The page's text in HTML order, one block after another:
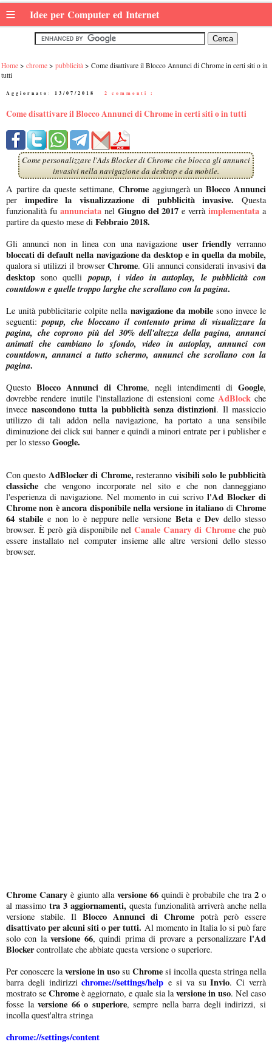
≡ Idee per Computer ed Internet
Home chrome pubblicità
Come disattivare il Blocco Annunci di Chrome in certi siti o in
tutti
Aggiornato: 13/07/2018 2 commenti :
Come disattivare il Blocco Annunci di Chrome in certi siti o in tutti
Come personalizzare l'Ads Blocker di Chrome che blocca gli annunci
invasivi nella navigazione da desktop e da mobile.
A partire da queste settimane, Chrome aggiungerà un Blocco Annunci
per impedire la visualizzazione di pubblicità invasive. Questa
funzionalità fu annunciatanel Giugno del 2017 e verrà implementata a
partire da questo mese di Febbraio 2018.
Gli annunci non in linea con una navigazione user friendly verranno
bloccati di default nella navigazione da desktop e in quella da mobile,
qualora si utilizzi il browser Chrome. Gli annunci considerati invasivi da
desktop sono quelli popup, i video in autoplay, le pubblicità con
countdown e quelle troppo larghe che scrollano con la pagina.
Le unità pubblicitarie colpite nellanavigazione da mobilesono invece le
seguenti: popup, che bloccano il contenuto prima di visualizzare la
pagina, che coprono più del 30% dell'altezza della pagina, annunci
animati che cambiano lo sfondo, video in autoplay, annunci con
countdown, annunci a tutto schermo, annunci che scrollano con la
pagina.
Questo Blocco Annunci di Chrome, negli intendimenti di Google,
dovrebbe rendere inutile l'installazione di estensioni come AdBlockche
invece nascondono tutta la pubblicità senza distinzioni. Il massiccio
utilizzo di tali addon nella navigazione, ha portato a una sensibile
diminuzione dei click sui banner e quindi a minori entrate per i publisher e
per lo stesso Google.
Con questo AdBlocker di Chrome,resteranno visibili solo le pubblicità
classiche che vengono incorporate nel sito e che non danneggiano
l'esperienza di navigazione. Nel momento in cui scrivol'Ad Blocker di
Chrome non è ancora disponibile nella versione in italiano diChrome
64 stabilee non lo è neppure nelle versione Beta eDevdello stesso
browser. È però già disponibile nelCanale Canary di Chromeche può
essere installato nel computer insieme alle altre versioni dello stesso
browser.
Chrome Canaryè giunto alla versione 66quindi è probabile che tra2 o
al massimo tra 3 aggiornamenti, questa funzionalità arriverà anche nella
versione stabile. Il Blocco Annunci di Chrome potrà però essere
disattivato per alcuni siti o per tutti. Al momento in Italia lo si può fare
solo con laversione 66, quindi prima di provare a personalizzarel'Ad
Blockercontrollate che abbiate questa versione o superiore.
Per conoscere laversione in uso su Chrome si incolla questa stringa nella
barra degli indirizzichrome://settings/help e si va suInvio. Ci verrà
mostrato se Chrome è aggiornato, e quale sia laversione in uso. Nel caso
fosse laversione 66 o superiore, sempre nella barra degli indirizzi, si
incolla quest'altra stringa
chrome://settings/content